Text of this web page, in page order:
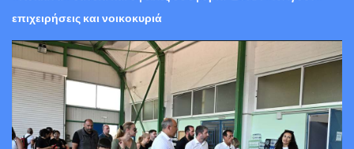
επιχειρήσεις και νοικοκυριά